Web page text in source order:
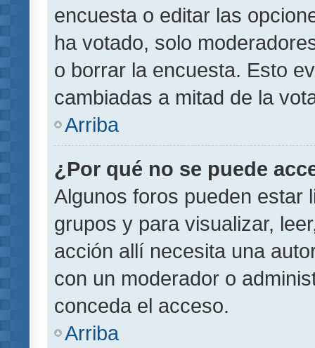
encuesta o editar las
ha votado, solo
o borrar la encuesta. Esto
cambiadas a mitad de la
Arriba
¿Por qué no se puede
Algunos foros pueden estar
grupos y para visualizar,
acción allí necesita una
con un moderador o
conceda el acceso.
Arriba